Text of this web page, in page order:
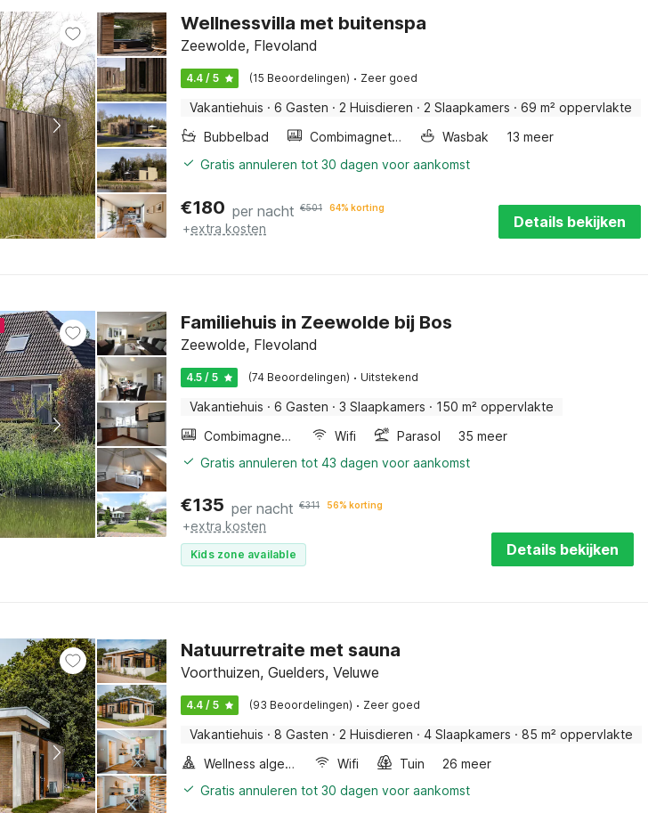
Wellnessvilla met buitenspa
Zeewolde, Flevoland
4.4 / 5 (15 Beoordelingen) · Zeer goed
Vakantiehuis · 6 Gasten · 2 Huisdieren · 2 Slaapkamers · 69 m² oppervlakte
Bubbelbad
Combimagnetron Wasbak
13 meer
Gratis annuleren tot 30 dagen voor aankomst
€180 per nacht €501 64% korting
+extra kosten Details bekijken
Familiehuis in Zeewolde bij Bos
Zeewolde, Flevoland
4.5 / 5 (74 Beoordelingen) · Uitstekend
Vakantiehuis · 6 Gasten · 3 Slaapkamers · 150 m² oppervlakte
Combimagnetron
Wifi Parasol
35 meer
Gratis annuleren tot 43 dagen voor aankomst
€135 per nacht €311 56% korting
+extra kosten
Kids zone available Details bekijken
Natuurretraite met sauna
Voorthuizen, Guelders, Veluwe
4.4 / 5 (93 Beoordelingen) · Zeer goed
Vakantiehuis · 8 Gasten · 2 Huisdieren · 4 Slaapkamers · 85 m² oppervlakte
Wellness algemeen
Wifi Tuin
26 meer
Gratis annuleren tot 30 dagen voor aankomst